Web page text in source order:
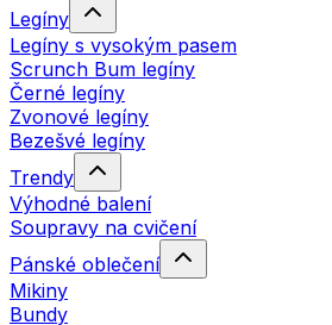
Legíny
Legíny s vysokým pasem
Scrunch Bum legíny
Černé legíny
Zvonové legíny
Bezešvé legíny
Trendy
Výhodné balení
Soupravy na cvičení
Pánské oblečení
Mikiny
Bundy